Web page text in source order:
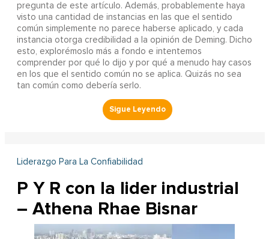
pregunta de este artículo. Además, probablemente haya
visto una cantidad de instancias en las que el sentido
común simplemente no parece haberse aplicado, y cada
instancia otorga credibilidad a la opinión de Deming. Dicho
esto, explorémoslo más a fondo e intentemos
comprender por qué lo dijo y por qué a menudo hay casos
en los que el sentido común no se aplica. Quizás no sea
tan común como debería serlo.
Liderazgo Para La Confiabilidad
P Y R con la lider industrial
– Athena Rhae Bisnar